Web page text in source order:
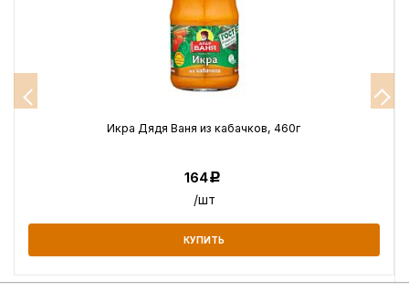
Икра Дядя Ваня из кабачков, 460г
164Р
/шт
КУПИТЬ